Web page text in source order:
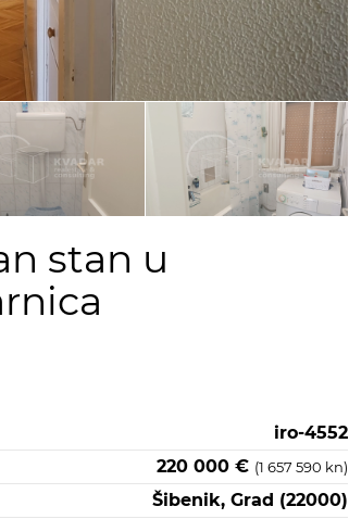
stan u
iro-4552
220 000 € (1 657 590 kn)
Šibenik, Grad (22000)